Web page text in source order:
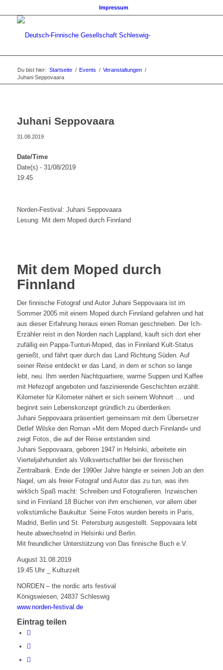
Impressum
Du bist hier: Startseite / Events / Veranstaltungen /
Juhani Seppovaara
Juhani Seppovaara
31.08.2019
Date/Time
Date(s) - 31/08/2019
19:45
Norden-Festival: Juhani Seppovaara
Lesung: Mit dem Moped durch Finnland
Mit dem Moped durch
Finnland
Der finnische Fotograf und Autor Juhani Seppovaara ist im
Sommer 2005 mit einem Moped durch Finnland gefahren und hat
aus dieser Erfahrung heraus einen Roman geschrieben. Der Ich-
Erzähler reist in den Norden nach Lappland, kauft sich dort eher
zufällig ein Pappa-Tunturi-Moped, das in Finnland Kult-Status
genießt, und fährt quer durch das Land Richtung Süden. Auf
seiner Reise entdeckt er das Land, in dem er schon so lange
lebt, neu. Ihm werden Nachtquartiere, warme Suppen und Kaffee
mit Hefezopf angeboten und faszinierende Geschichten erzählt.
Kilometer für Kilometer nähert er sich seinem Wohnort … und
beginnt sein Lebenskonzept gründlich zu überdenken.
Juhani Seppovaara präsentiert gemeinsam mit dem Übersetzer
Detlef Wilske den Roman »Mit dem Moped durch Finnland« und
zeigt Fotos, die auf der Reise entstanden sind.
Juhani Seppovaara, geboren 1947 in Helsinki, arbeitete ein
Vierteljahrhundert als Volkswirtschaftler bei der finnischen
Zentralbank. Ende der 1990er Jahre hängte er seinen Job an den
Nagel, um als freier Fotograf und Autor das zu tun, was ihm
wirklich Spaß macht: Schreiben und Fotografieren. Inzwischen
sind in Finnland 18 Bücher von ihm erschienen, vor allem über
volkstümliche Baukultur. Seine Fotos wurden bereits in Paris,
Madrid, Berlin und St. Petersburg ausgestellt. Seppovaara lebt
heute abwechselnd in Helsinki und Berlin.
Mit freundlicher Unterstützung von Das finnische Buch e.V.
August 31.08.2019
19:45 Uhr _ Kulturzelt
NORDEN – the nordic arts festival
Königswiesen, 24837 Schleswig
www.norden-festival.de
Eintrag teilen